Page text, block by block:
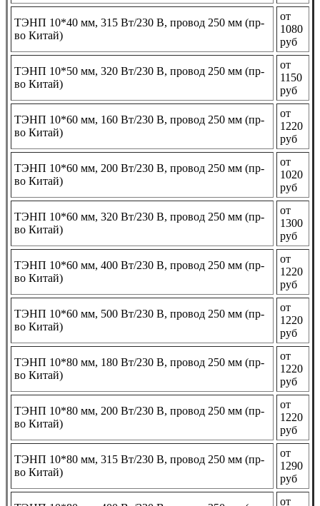
ТЭНП 10*40 мм, 315 Вт/230 В, провод 250 мм (пр-
во Китай)
от
1080
руб
ТЭНП 10*50 мм, 320 Вт/230 В, провод 250 мм (пр-
во Китай)
от
1150
руб
ТЭНП 10*60 мм, 160 Вт/230 В, провод 250 мм (пр-
во Китай)
от
1220
руб
ТЭНП 10*60 мм, 200 Вт/230 В, провод 250 мм (пр-
во Китай)
от
1020
руб
ТЭНП 10*60 мм, 320 Вт/230 В, провод 250 мм (пр-
во Китай)
от
1300
руб
ТЭНП 10*60 мм, 400 Вт/230 В, провод 250 мм (пр-
во Китай)
от
1220
руб
ТЭНП 10*60 мм, 500 Вт/230 В, провод 250 мм (пр-
во Китай)
от
1220
руб
ТЭНП 10*80 мм, 180 Вт/230 В, провод 250 мм (пр-
во Китай)
от
1220
руб
ТЭНП 10*80 мм, 200 Вт/230 В, провод 250 мм (пр-
во Китай)
от
1220
руб
ТЭНП 10*80 мм, 315 Вт/230 В, провод 250 мм (пр-
во Китай)
от
1290
руб
от